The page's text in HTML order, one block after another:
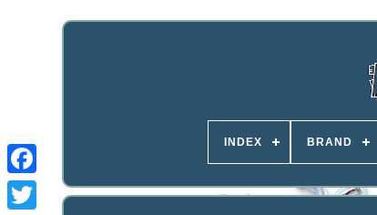
INDEX BRAND